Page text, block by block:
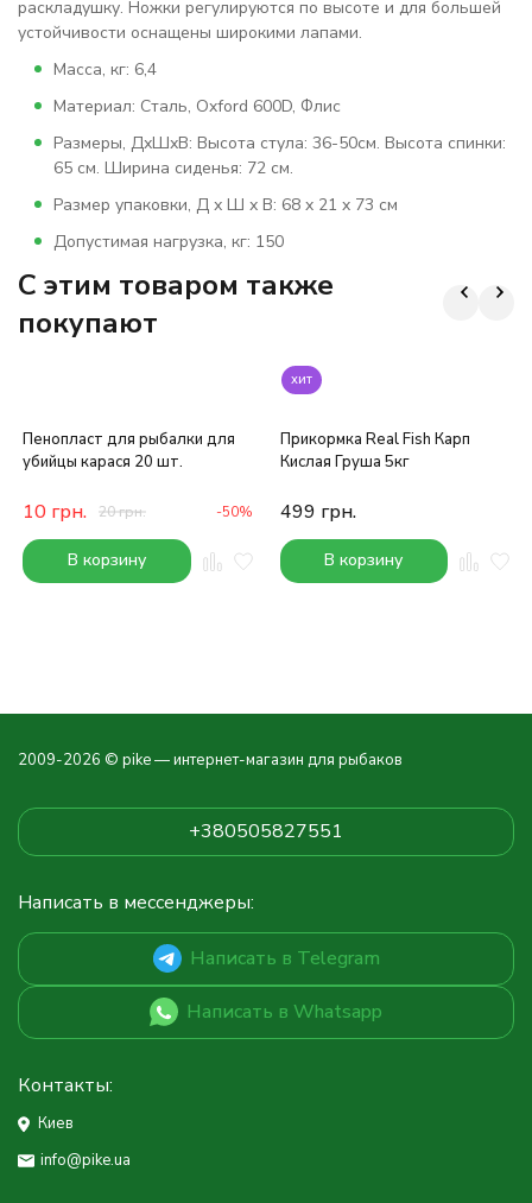
раскладушку. Ножки регулируются по высоте и для большей
устойчивости оснащены широкими лапами.
Масса, кг: 6,4
Материал: Сталь, Oxford 600D, Флис
Размеры, ДхШхВ: Высота стула: 36-50см. Высота спинки:
65 см. Ширина сиденья: 72 см.
Размер упаковки, Д х Ш х В: 68 x 21 x 73 см
Допустимая нагрузка, кг: 150
C этим товаром также
покупают
Пенопласт для рыбалки для
убийцы карася 20 шт.
10 грн. 20грн. -50%
В корзину
хит
Прикормка Real Fish Карп
Кислая Груша 5кг
499 грн.
В корзину
2009-2026 © pike — интернет-магазин для рыбаков
+380505827551
Написать в мессенджеры:
Написать в Telegram
Написать в Whatsapp
Контакты:
Киев
info@pike.ua